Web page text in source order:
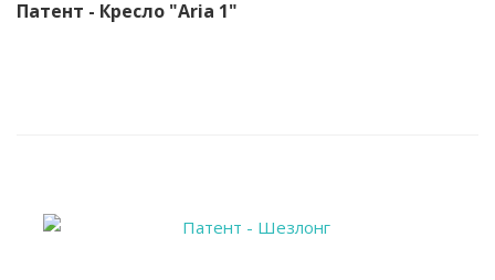
Патент - Кресло "Aria 1"